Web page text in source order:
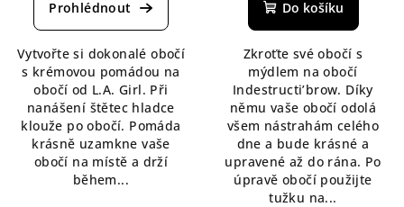
z
5
hvězdiček.
Vytvořte si dokonalé obočí
s krémovou pomádou na
obočí od L.A. Girl. Při
nanášení štětec hladce
klouže po obočí. Pomáda
krásně uzamkne vaše
obočí na místě a drží
během...
z
5
hvězdiček.
Do košíku
Zkroťte své obočí s
mýdlem na obočí
Indestructi’brow. Díky
němu vaše obočí odolá
všem nástrahám celého
dne a bude krásné a
upravené až do rána. Po
úpravě obočí použijte
tužku na...